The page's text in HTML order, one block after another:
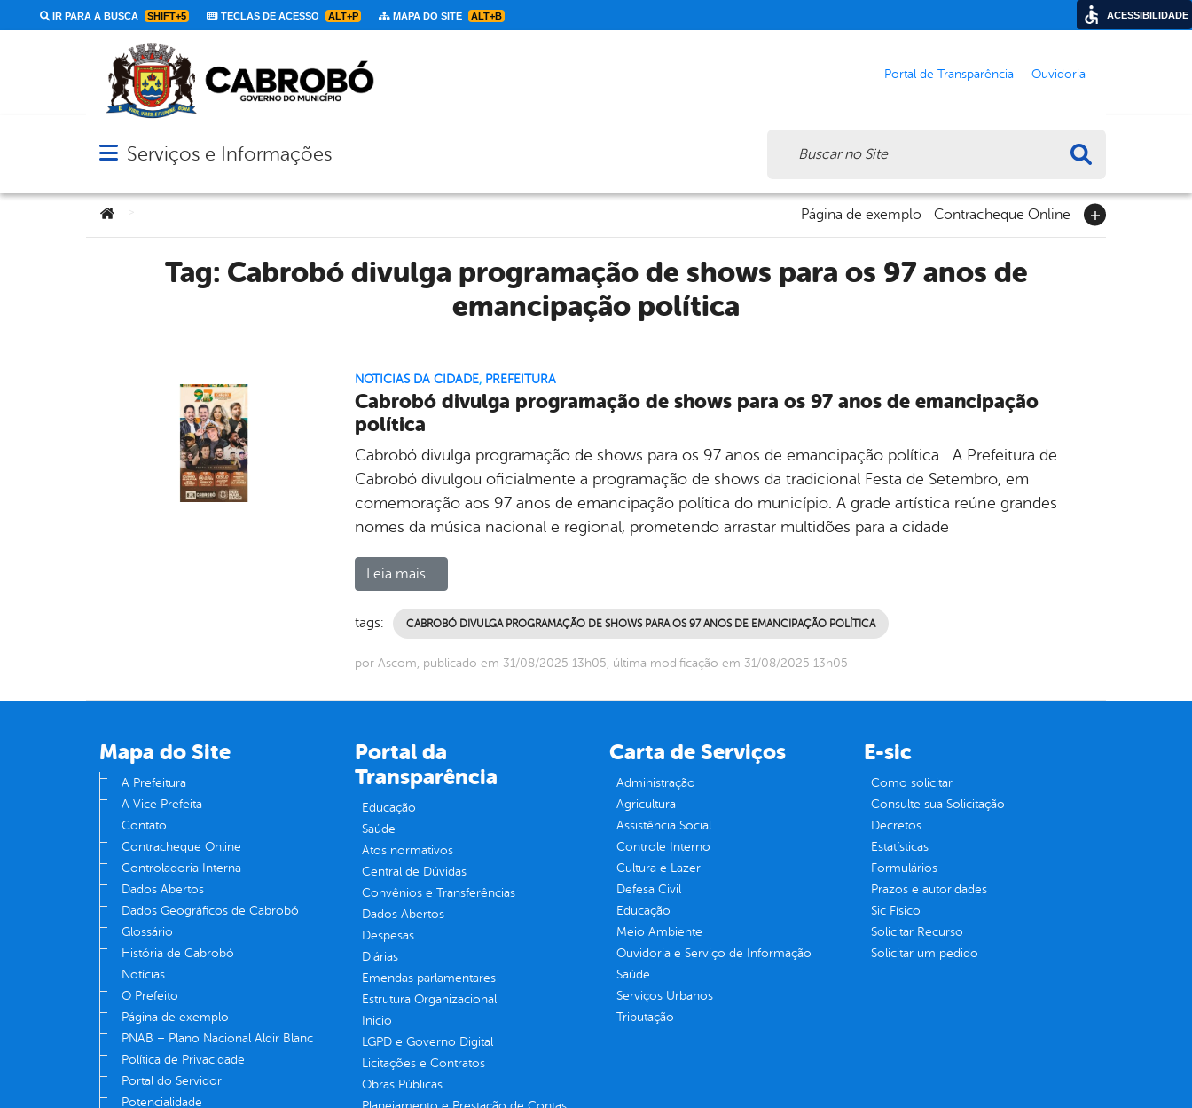
IR PARA A BUSCA SHIFT+5 TECLAS DE ACESSO ALT+P MAPA DO SITE ALT+B
Portal de Transparência Ouvidoria
Abrir menu principal de navegação
Serviços e Informações
Você está aqui: Página de exemplo Contracheque Online
Tag: Cabrobó divulga programação de shows para os 97 anos de
emancipação política
NOTICIAS DA CIDADE, PREFEITURA
Cabrobó divulga programação de shows para os 97 anos de emancipação
política
Cabrobó divulga programação de shows para os 97 anos de emancipação política A Prefeitura de
Cabrobó divulgou oficialmente a programação de shows da tradicional Festa de Setembro, em
comemoração aos 97 anos de emancipação política do município. A grade artística reúne grandes
nomes da música nacional e regional, prometendo arrastar multidões para a cidade
Leia mais...
tags: CABROBÓ DIVULGA PROGRAMAÇÃO DE SHOWS PARA OS 97 ANOS DE EMANCIPAÇÃO POLÍTICA
por Ascom, publicado em 31/08/2025 13h05, última modificação em 31/08/2025 13h05
Mapa do Site
A Prefeitura
A Vice Prefeita
Contato
Contracheque Online
Controladoria Interna
Dados Abertos
Dados Geográficos de Cabrobó
Glossário
História de Cabrobó
Notícias
O Prefeito
Página de exemplo
PNAB – Plano Nacional Aldir Blanc
Política de Privacidade
Portal do Servidor
Potencialidade
Portal da
Transparência
Educação
Saúde
Atos normativos
Central de Dúvidas
Convênios e Transferências
Dados Abertos
Despesas
Diárias
Emendas parlamentares
Estrutura Organizacional
Inicio
LGPD e Governo Digital
Licitações e Contratos
Obras Públicas
Carta de Serviços
Administração
Agricultura
Assistência Social
Controle Interno
Cultura e Lazer
Defesa Civil
Educação
Meio Ambiente
Ouvidoria e Serviço de Informação
Saúde
Serviços Urbanos
Tributação
E-sic
Como solicitar
Consulte sua Solicitação
Decretos
Estatísticas
Formulários
Prazos e autoridades
Sic Físico
Solicitar Recurso
Solicitar um pedido
ACESSIBILIDADE